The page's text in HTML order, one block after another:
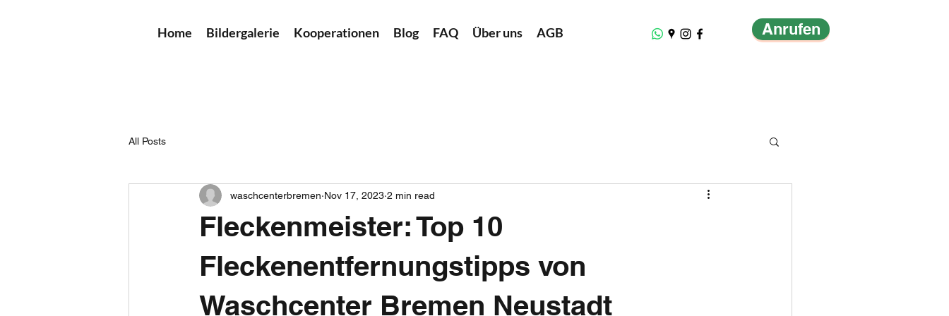
Home Bildergalerie Kooperationen Blog FAQ Über uns AGB Anrufen
All Posts
Fleckenmeister: Top 10
Fleckenentfernungstipps von
Waschcenter Bremen Neustadt
waschcenterbremen Nov 17, 2023 2 min read